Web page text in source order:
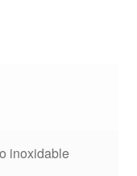
inoxidable